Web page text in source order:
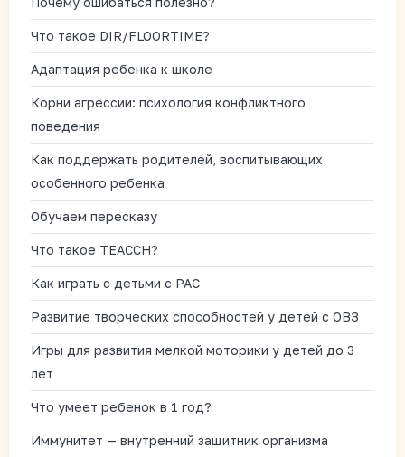
Что такое DIR/FLOORTIME?
Адаптация ребенка к школе
Корни агрессии: психология конфликтного
поведения
Как поддержать родителей, воспитывающих
особенного ребенка
Обучаем пересказу
Что такое TEACCH?
Как играть с детьми с РАС
Развитие творческих способностей у детей с ОВЗ
Игры для развития мелкой моторики у детей до 3
лет
Что умеет ребенок в 1 год?
Иммунитет — внутренний защитник организма